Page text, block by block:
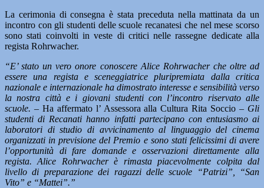
La cerimonia di consegna è stata preceduta nella mattinata da un
incontro con gli studenti delle scuole recanatesi che nel mese scorso
sono stati coinvolti in veste di critici nelle rassegne dedicate alla
regista Rohrwacher.
“E’ stato un vero onore conoscere Alice Rohrwacher che oltre ad
essere una regista e sceneggiatrice pluripremiata dalla critica
nazionale e internazionale ha dimostrato interesse e sensibilità verso
la nostra città e i giovani studenti con l’incontro riservato alle
scuole. – Ha affermato l’ Assessora alla Cultura Rita Soccio – Gli
studenti di Recanati hanno infatti partecipano con entusiasmo ai
laboratori di studio di avvicinamento al linguaggio del cinema
organizzati in previsione del Premio e sono stati felicissimi di avere
l’opportunità di fare domande e osservazioni direttamente alla
regista. Alice Rohrwacher è rimasta piacevolmente colpita dal
livello di preparazione dei ragazzi delle scuole “Patrizi”, “San
Vito” e “Mattei”.”